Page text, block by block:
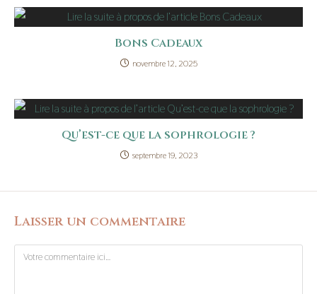
Bons Cadeaux
novembre 12, 2025
Qu’est-ce que la sophrologie ?
septembre 19, 2023
Laisser un commentaire